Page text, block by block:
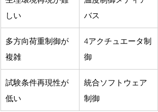
しい
バス
多方向荷重制御が
複雑
4アクチュエータ制
御
試験条件再現性が
低い
統合ソフトウェア
制御